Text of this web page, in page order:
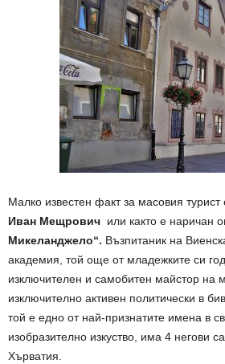
Малко известен факт за масовия
Иван Мещрович или както е наричан
Микеланджело“. Възпитаник на
академия, той още от младежките си
изключителен и самобитен майстор
изключително активен политически в
той е едно от най-признатите имена в
изобразително изкуство, има 4 негови
Хърватия.